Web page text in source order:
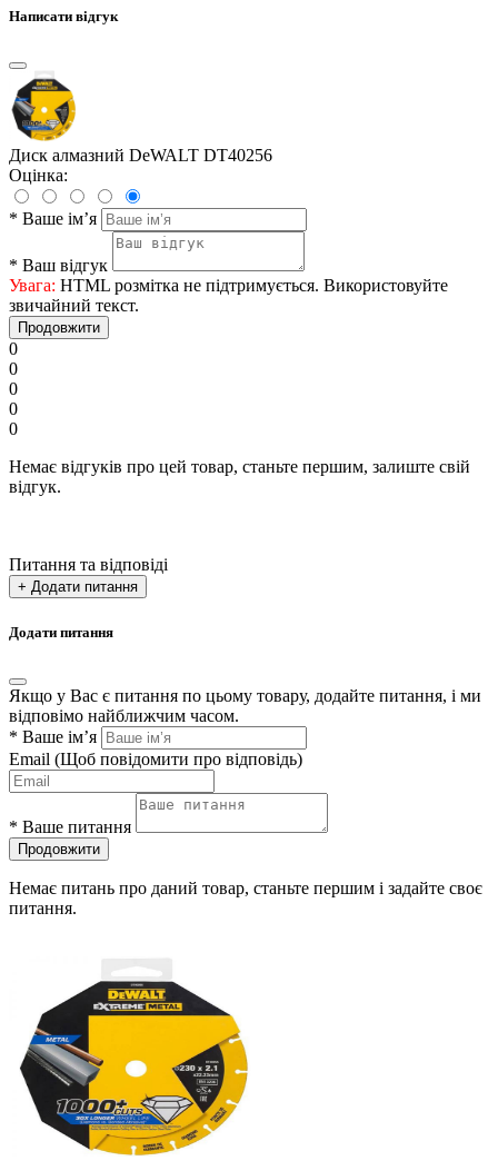
Написати відгук
Диск алмазний DeWALT DT40256
Оцінка:
* Ваше ім’я
* Ваш відгук
Увага: HTML розмітка не підтримується. Використовуйте
звичайний текст.
Продовжити
0
0
0
0
0
Немає відгуків про цей товар, станьте першим, залиште свій
відгук.
Питання та відповіді
+ Додати питання
Додати питання
Якщо у Вас є питання по цьому товару, додайте питання, і ми
відповімо найближчим часом.
* Ваше ім’я
Email (Щоб повідомити про відповідь)
* Ваше питання
Продовжити
Немає питань про даний товар, станьте першим і задайте своє
питання.